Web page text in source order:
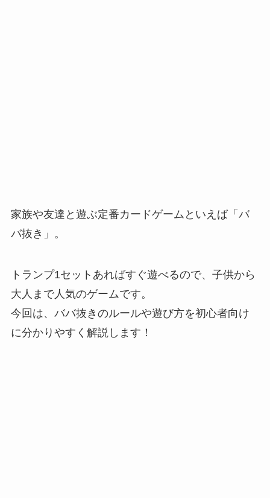
家族や友達と遊ぶ定番カードゲームといえば「バ
バ抜き」。
トランプ1セットあればすぐ遊べるので、子供から
大人まで人気のゲームです。
今回は、ババ抜きのルールや遊び方を初心者向け
に分かりやすく解説します！